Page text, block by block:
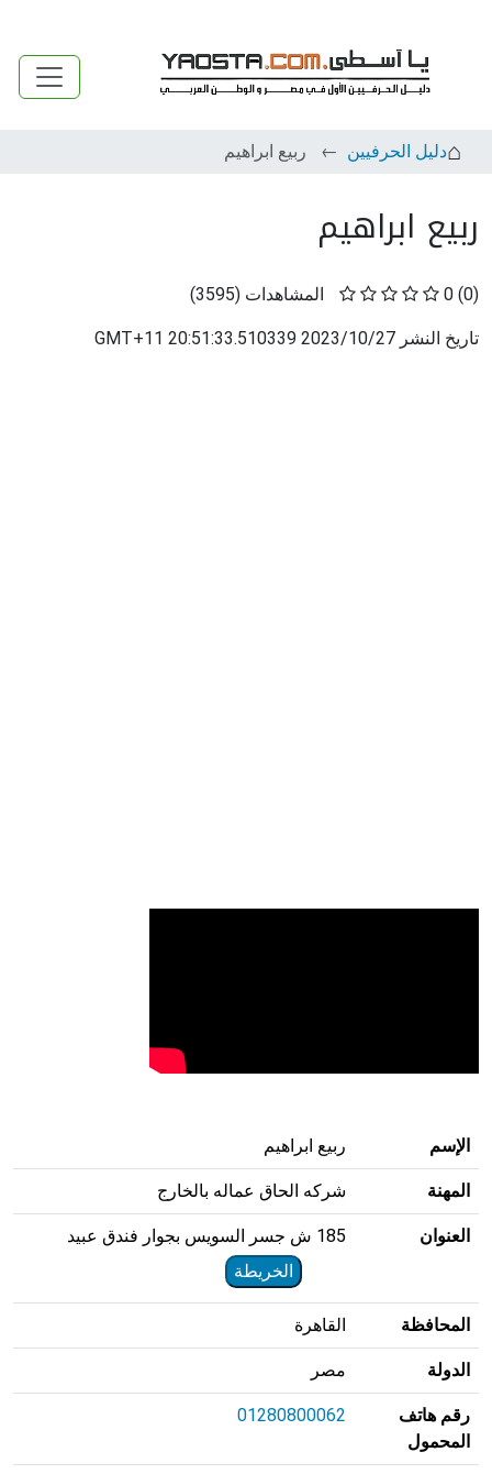
دليل الحرفيين ربيع ابراهيم
ربيع ابراهيم
(0)
0 المشاهدات (
3595
)
تاريخ النشر 2023/10/27 20:51:33.510339 GMT+11
الإسم ربيع ابراهيم
المهنة شركه الحاق عماله بالخارج
العنوان
185 ش جسر السويس بجوار فندق عبيد
الخريطة
المحافظة القاهرة
الدولة مصر
رقم هاتف
المحمول
01280800062